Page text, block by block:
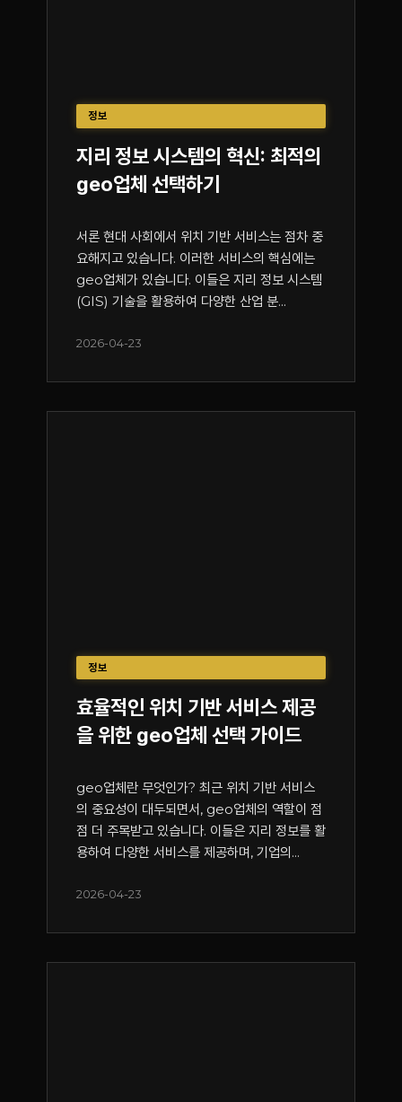
정보
지리 정보 시스템의 혁신: 최적의
geo업체 선택하기
서론 현대 사회에서 위치 기반 서비스는 점차 중
요해지고 있습니다. 이러한 서비스의 핵심에는
geo업체가 있습니다. 이들은 지리 정보 시스템
(GIS) 기술을 활용하여 다양한 산업 분...
2026-04-23
정보
효율적인 위치 기반 서비스 제공
을 위한 geo업체 선택 가이드
geo업체란 무엇인가? 최근 위치 기반 서비스
의 중요성이 대두되면서, geo업체의 역할이 점
점 더 주목받고 있습니다. 이들은 지리 정보를 활
용하여 다양한 서비스를 제공하며, 기업의...
2026-04-23